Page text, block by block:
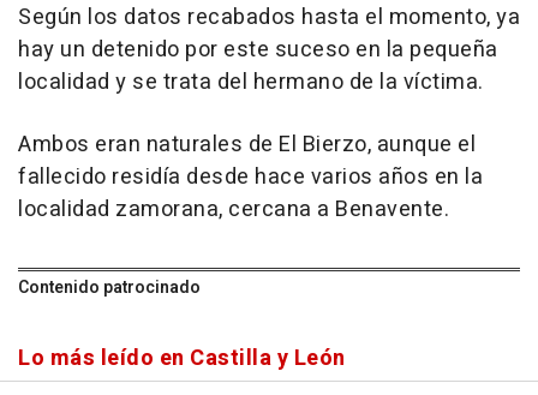
Según los datos recabados hasta el momento, ya
hay un detenido por este suceso en la pequeña
localidad y se trata del hermano de la víctima.
Ambos eran naturales de El Bierzo, aunque el
fallecido residía desde hace varios años en la
localidad zamorana, cercana a Benavente.
Contenido patrocinado
Lo más leído en Castilla y León